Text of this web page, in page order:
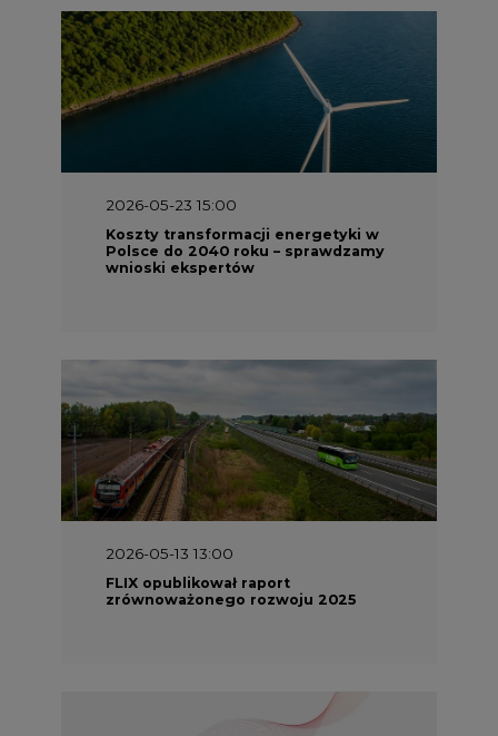
2026-05-23 15:00
Koszty transformacji energetyki w
Polsce do 2040 roku – sprawdzamy
wnioski ekspertów
2026-05-13 13:00
FLIX opublikował raport
zrównoważonego rozwoju 2025